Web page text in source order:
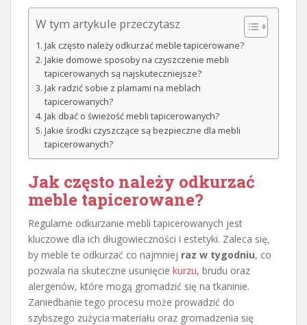
W tym artykule przeczytasz
Jak często należy odkurzać meble tapicerowane?
Jakie domowe sposoby na czyszczenie mebli
tapicerowanych są najskuteczniejsze?
Jak radzić sobie z plamami na meblach
tapicerowanych?
Jak dbać o świeżość mebli tapicerowanych?
Jakie środki czyszczące są bezpieczne dla mebli
tapicerowanych?
Jak często należy odkurzać
meble tapicerowane?
Regularne odkurzanie mebli tapicerowanych jest
kluczowe dla ich długowieczności i estetyki. Zaleca się,
by meble te odkurzać co najmniej raz w tygodniu, co
pozwala na skuteczne usunięcie kurzu, brudu oraz
alergenów, które mogą gromadzić się na tkaninie.
Zaniedbanie tego procesu może prowadzić do
szybszego zużycia materiału oraz gromadzenia się